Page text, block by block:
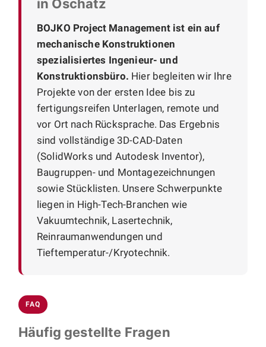
in Oschatz
BOJKO Project Management ist ein auf
mechanische Konstruktionen
spezialisiertes Ingenieur- und
Konstruktionsbüro. Hier begleiten wir Ihre
Projekte von der ersten Idee bis zu
fertigungsreifen Unterlagen, remote und
vor Ort nach Rücksprache. Das Ergebnis
sind vollständige 3D-CAD-Daten
(SolidWorks und Autodesk Inventor),
Baugruppen- und Montagezeichnungen
sowie Stücklisten. Unsere Schwerpunkte
liegen in High-Tech-Branchen wie
Vakuumtechnik, Lasertechnik,
Reinraumanwendungen und
Tieftemperatur-/Kryotechnik.
FAQ
Häufig gestellte Fragen